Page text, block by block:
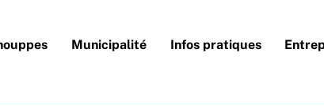
Municipalité Infos pratiques